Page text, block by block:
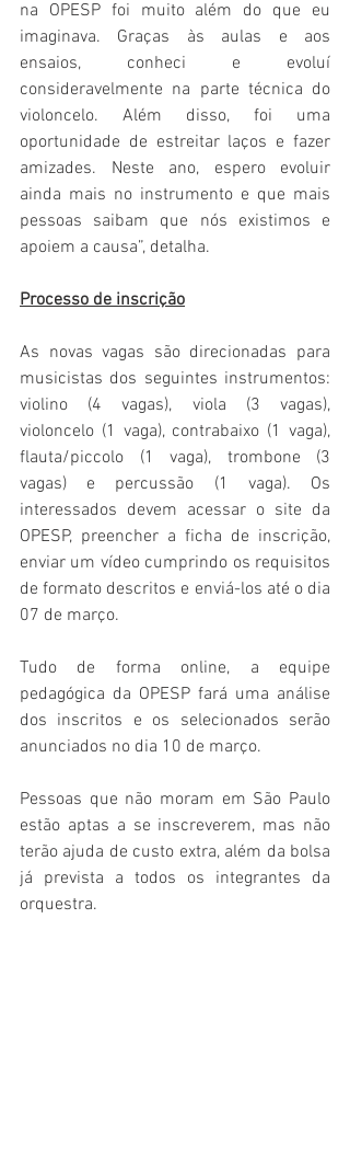
na OPESP foi muito além do que eu
imaginava. Graças às aulas e aos
ensaios, conheci e evoluí
consideravelmente na parte técnica do
violoncelo. Além disso, foi uma
oportunidade de estreitar laços e fazer
amizades. Neste ano, espero evoluir
ainda mais no instrumento e que mais
pessoas saibam que nós existimos e
apoiem a causa”, detalha.
Processo de inscrição
As novas vagas são direcionadas para
musicistas dos seguintes instrumentos:
violino (4 vagas), viola (3 vagas),
violoncelo (1 vaga), contrabaixo (1 vaga),
flauta/piccolo (1 vaga), trombone (3
vagas) e percussão (1 vaga). Os
interessados devem acessar o site da
OPESP, preencher a ficha de inscrição,
enviar um vídeo cumprindo os requisitos
de formato descritos e enviá-los até o dia
07 de março.
Tudo de forma online, a equipe
pedagógica da OPESP fará uma análise
dos inscritos e os selecionados serão
anunciados no dia 10 de março.
Pessoas que não moram em São Paulo
estão aptas a se inscreverem, mas não
terão ajuda de custo extra, além da bolsa
já prevista a todos os integrantes da
orquestra.